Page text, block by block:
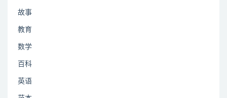
故事
教育
数学
百科
英语